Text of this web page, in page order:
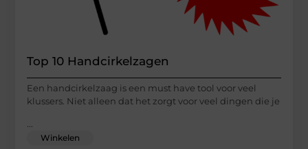
Top 10 Handcirkelzagen
Een handcirkelzaag is een must have tool voor veel
klussers. Niet alleen dat het zorgt voor veel dingen die je
...
Winkelen